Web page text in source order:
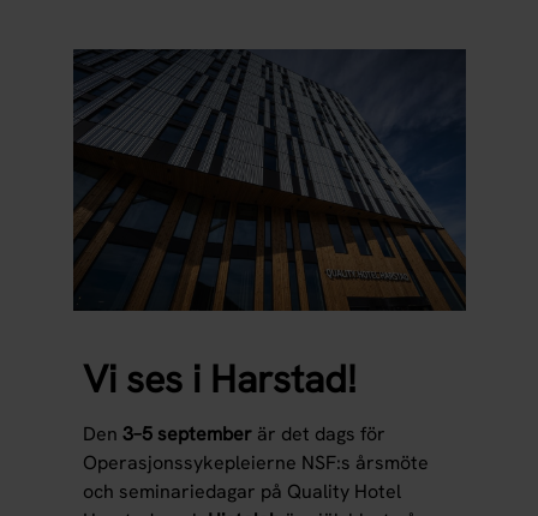
Vi ses i Harstad!
Den 3–5 septemberär det dags för
Operasjonssykepleierne NSF:s årsmöte
och seminariedagar på Quality Hotel